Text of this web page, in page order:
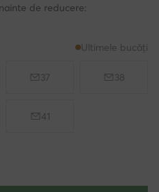
de reducere:
Ultimele bucăți
37 38
41